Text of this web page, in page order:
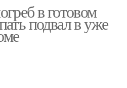
Погреба для дачи
в готовом
подвал в уже